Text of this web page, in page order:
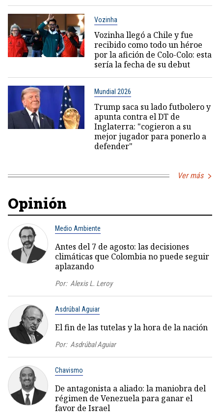
Vozinha
Vozinha llegó a Chile y fue
recibido como todo un héroe
por la afición de Colo-Colo: esta
sería la fecha de su debut
Mundial 2026
Trump saca su lado futbolero y
apunta contra el DT de
Inglaterra: "cogieron a su
mejor jugador para ponerlo a
defender"
Ver más
Opinión
Medio Ambiente
Antes del 7 de agosto: las decisiones
climáticas que Colombia no puede seguir
aplazando
Por: Alexis L. Leroy
Asdrúbal Aguiar
El fin de las tutelas y la hora de la nación
Por: Asdrúbal Aguiar
Chavismo
De antagonista a aliado: la maniobra del
régimen de Venezuela para ganar el
favor de Israel